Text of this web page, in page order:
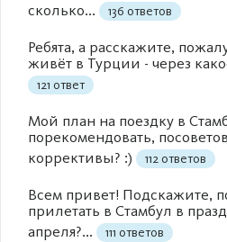
сколько...
136 ответов
Ребята, а расскажите,
живёт в Турции - через
121 ответ
Мой план на поездку в
порекомендовать,
коррективы? :)
112 ответов
Всем привет! Подскажите,
прилетать в Стамбул в
апреля?...
111 ответов